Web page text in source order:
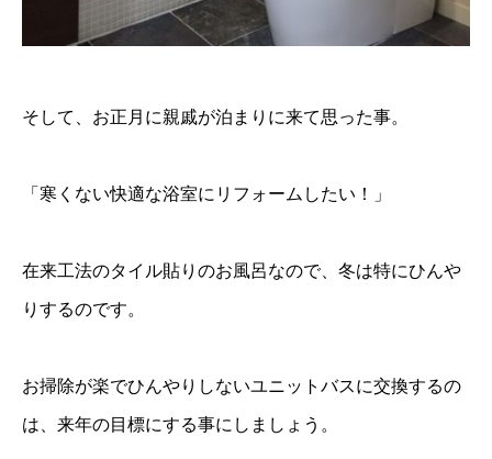
そして、お正月に親戚が泊まりに来て思った事。
「寒くない快適な浴室にリフォームしたい！」
在来工法のタイル貼りのお風呂なので、冬は特にひんや
りするのです。
お掃除が楽でひんやりしないユニットバスに交換するの
は、来年の目標にする事にしましょう。